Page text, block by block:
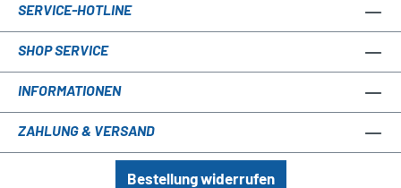
SERVICE-HOTLINE
SHOP SERVICE
INFORMATIONEN
ZAHLUNG & VERSAND
Bestellung widerrufen